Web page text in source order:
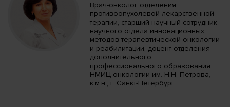
Врач-онколог отделения
противоопухолевой лекарственной
терапии, старший научный сотрудник
научного отдела инновационных
методов терапевтической онкологии
и реабилитации, доцент отделения
дополнительного
профессионального образования
НМИЦ онкологии им. Н.Н. Петрова,
к.м.н., г. Санкт-Петербург